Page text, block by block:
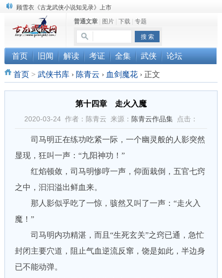
顾雪衣《古龙武侠小说知见录》上市
“武侠书库”查缺补漏活动圆满结束
《古龙小说原貌探究》修订版已上市
普通文章| 图片| 下载| 专题
首页 旧闻 解读 考证 全集 武侠 论坛
首页> 武侠书库 › 陈青云 › 血剑魔花 ›正文
第十四章 走火入魔
2020-03-24 作者：陈青云 来源： 陈青云作品集点击：
司马明正在练功吃紧一际，一个幽灵般的人影突然
显现，狂叫一声：“九阳神功！”
红焰顿敛，司马明惨哼一声，仰面栽倒，五官七窍
之中，汩汩溢出鲜血来。
那人影似乎吃了一惊，骇然又叫了一声：“走火入
魔！”
司马明内功精湛，而且“生死玄关”之窍已通，急忙
封闭主要穴道，阻止气血逆流反窜，饶是如此，半边身
已不能动弹。